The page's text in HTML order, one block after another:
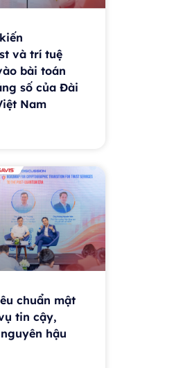
và trí tuệ
bài toán
số của Đài
Nam
chuẩn mật
tin cậy,
hậu